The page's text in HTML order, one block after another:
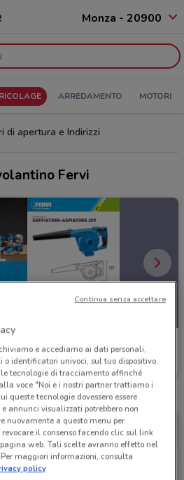
Monza - 20900
ARREDAMENTO MOTORI
di apertura e Indirizzi
Fervi
2.6 km
e accediamo ai dati personali,
identificatori univoci, sul tuo dispositivo.
tecnologie di tracciamento affinché
voce "Noi e i nostri partner trattiamo i
queste tecnologie dovessero essere
annunci visualizzati potrebbero non
nuovamente a questo menu per
il consenso facendo clic sul link
web. Tali scelte avranno effetto nel
maggiori informazioni, consulta
policy
Continua senza accettare